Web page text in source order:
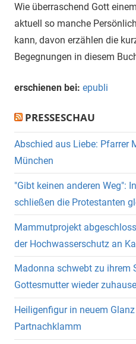
Wie überraschend Gott
aktuell so manche
kann, davon erzählen die
Begegnungen in diesem
erschienen bei: epubli
PRESSESCHAU
Abschied aus Liebe: Pfarrer
München
"Gibt keinen anderen Weg":
schließen die Protestanten
Mammutprojekt
der Hochwasserschutz an
Madonna schwebt zu ihrem
Gottesmutter wieder zuhause
Heiligenfigur in neuem
Partnachklamm